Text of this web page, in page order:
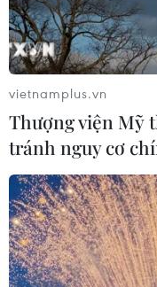
Chí Minh vào
04/05/2023 14:51
Ngày 19/5 tới, Lăng
tiếp nhân dân và
Chí Minh trong thời
vietnamplus.vn
Thượng viện Mỹ
tránh nguy cơ